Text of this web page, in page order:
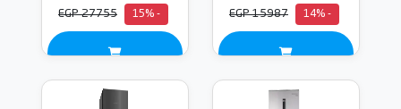
- 14%
EGP 15987
- 15%
EGP 27755